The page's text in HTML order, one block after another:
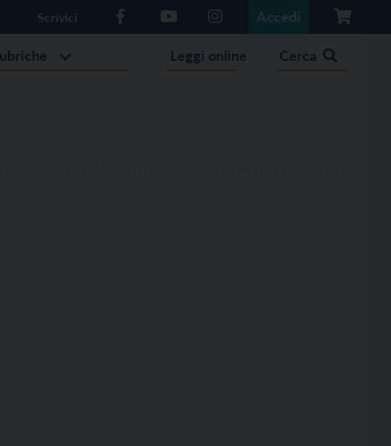
Scrivici Accedi
Leggi online Cerca